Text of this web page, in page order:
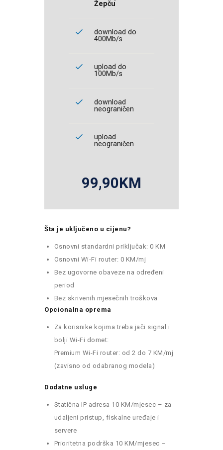
Žepču
download do
400Mb/s
upload do
100Mb/s
download
neograničen
upload
neograničen
99,90KM
Šta je uključeno u cijenu?
Osnovni standardni priključak: 0 KM
Osnovni Wi-Fi router: 0 KM/mj
Bez ugovorne obaveze na određeni
period
Bez skrivenih mjesečnih troškova
Opcionalna oprema
Za korisnike kojima treba jači signal i
bolji Wi-Fi domet:
Premium Wi-Fi router: od 2 do 7 KM/mj
(zavisno od odabranog modela)
Dodatne usluge
Statična IP adresa 10 KM/mjesec – za
udaljeni pristup, fiskalne uređaje i
servere
Prioritetna podrška 10 KM/mjesec –